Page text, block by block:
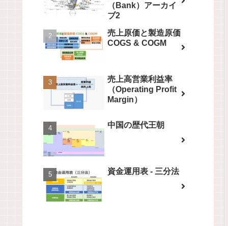
（Bank）アーカイ
ブ2
売上原価と製造原価
COGS & COGM
売上高営業利益率
（Operating Profit
Margin）
中国の歴代王朝
資金運用表 - 三分法